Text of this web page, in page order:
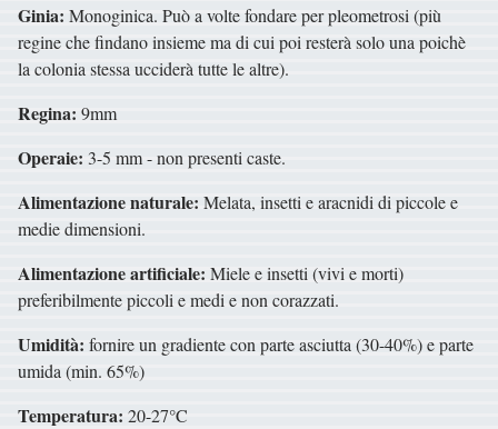
Ginia: Monoginica. Può a volte fondare per pleometrosi (più
regine che findano insieme ma di cui poi resterà solo una poichè
la colonia stessa ucciderà tutte le altre).
Regina: 9mm
Operaie: 3-5 mm - non presenti caste.
Alimentazione naturale: Melata, insetti e aracnidi di piccole e
medie dimensioni.
Alimentazione artificiale: Miele e insetti (vivi e morti)
preferibilmente piccoli e medi e non corazzati.
Umidità: fornire un gradiente con parte asciutta (30-40%) e parte
umida (min. 65%)
Temperatura: 20-27°C